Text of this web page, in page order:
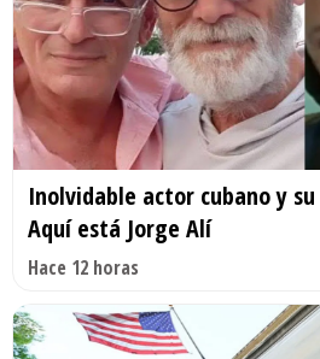
Inolvidable actor cubano y
Aquí está Jorge Alí
Hace 12 horas